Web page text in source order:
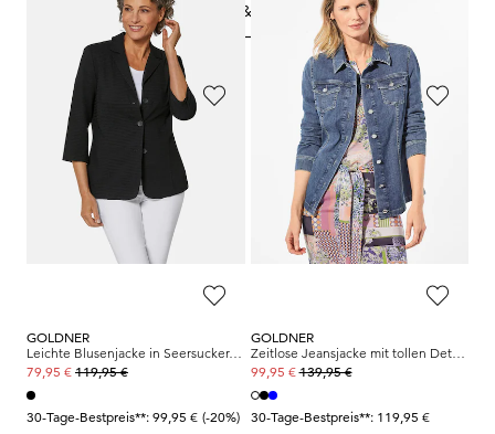
Artikel
FILTERN & SORTIEREN
GOLDNER
79,95 €189,95 €
30-Tage-Bestpreis**: 139,95 €
GOLDNER
Hemdjacke in Velourslederoptik
59,95 €99,95 €
30-Tage-Bestpreis**: 69,95 €
GOLDNER
Leichte Blusenjacke in Seersucker-Qualität
79,95 € 119,95 €
30-Tage-Bestpreis**: 99,95 € (-20%)
GOLDNER
Zeitlose Jeansjacke mit tollen Details
99,95 €139,95 €
30-Tage-Bestpreis**: 119,95 €